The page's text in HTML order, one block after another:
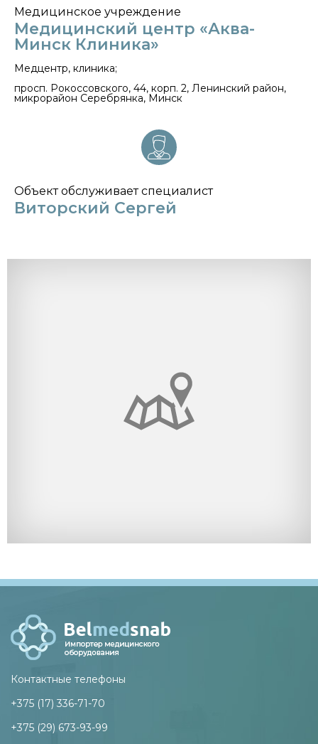
Медицинское учреждение
Медицинский центр «Аква-
Минск Клиника»
Медцентр, клиника;
просп. Рокоссовского, 44, корп. 2, Ленинский район,
микрорайон Серебрянка, Минск
Объект обслуживает специалист
Виторский Сергей
Контактные телефоны
+375 (17) 336-71-70
+375 (29) 673-93-99